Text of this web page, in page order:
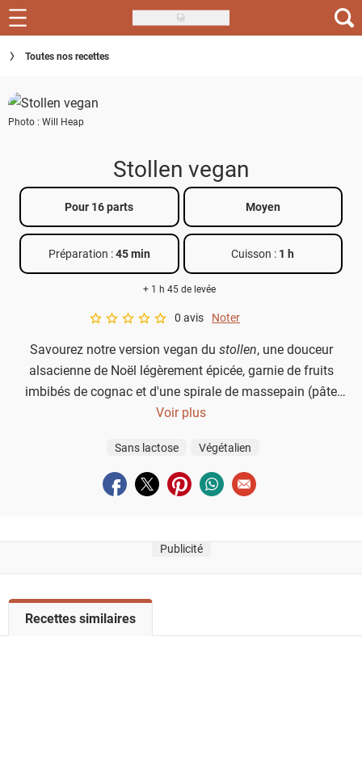
Skip
to
main
Recettes
Inspirations
Conseils
Actus
Téléchargez l'app Saveurs Recettes
Index des recettes
Toutes nos recettes
Photo : Will Heap
Stollen vegan
Pour 16 parts Moyen
Préparation :45 min Cuisson : 1 h
+ 1 h 45 de levée
A star rating of 0 out of 5.
0 avis Noter
Savourez notre version vegan du stollen, une douceur
alsacienne de Noël légèrement épicée, garnie de fruits
imbibés de cognac et d'une spirale de massepain (pâte
d'amande) maison.
Voir plus
Sans lactose Végétalien
Partager sur facebook
Partager sur twitter
Partager sur pinterest
Partager sur whatsapp
Envoyer à un ami
Publicité
o
Recettes similaires